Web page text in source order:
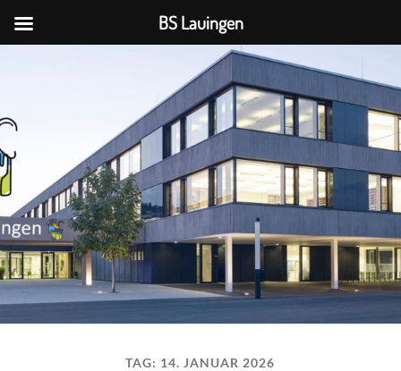
BS
TAG: 14. JANUAR 2026
BS Lauingen